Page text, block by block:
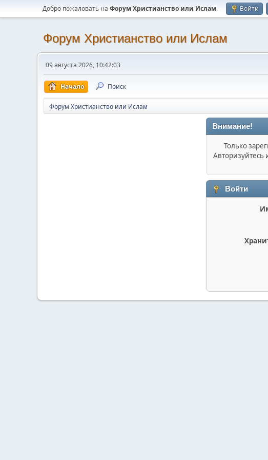
Добро пожаловать на Форум Христианство или Ислам. Войти
Форум Христианство или Ислам
09 августа 2026, 10:42:03
Начало Поиск
Форум Христианство или Ислам
Внимание!
Только
Авторизуйтесь
Войти